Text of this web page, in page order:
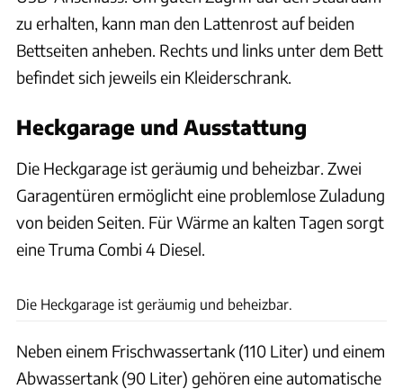
zu erhalten, kann man den Lattenrost auf beiden
Bettseiten anheben. Rechts und links unter dem Bett
befindet sich jeweils ein Kleiderschrank.
Heckgarage und Ausstattung
Die Heckgarage ist geräumig und beheizbar. Zwei
Garagentüren ermöglicht eine problemlose Zuladung
von beiden Seiten. Für Wärme an kalten Tagen sorgt
eine Truma Combi 4 Diesel.
Die Heckgarage ist geräumig und beheizbar.
Neben einem Frischwassertank (110 Liter) und einem
Abwassertank (90 Liter) gehören eine automatische